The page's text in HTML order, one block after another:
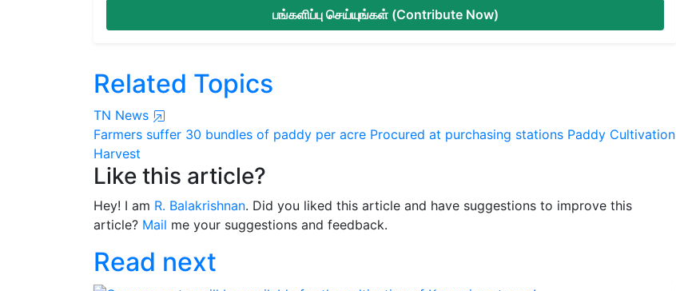
பங்களிப்பு செய்யுங்கள் (Contribute Now)
Related Topics
TN News
Farmers suffer 30 bundles of paddy per acre Procured at purchasing stations Paddy Cultivation
Harvest
Like this article?
Hey! I am R. Balakrishnan. Did you liked this article and have suggestions to improve this
article? Mail me your suggestions and feedback.
Read next